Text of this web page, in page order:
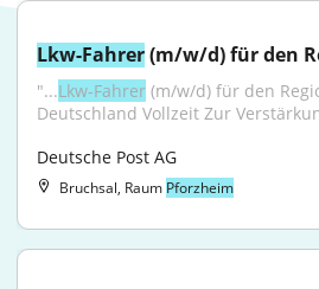
Lkw-Fahrer (m/w/d) für den
"...Lkw-Fahrer (m/w/d) für den
Deutschland Vollzeit Zur
Deutsche Post AG
Bruchsal, Raum Pforzheim